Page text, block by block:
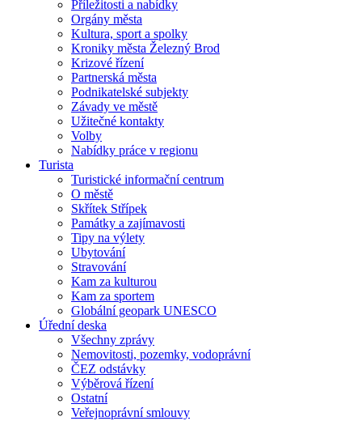
Příležitosti a nabídky
Orgány města
Kultura, sport a spolky
Kroniky města Železný Brod
Krizové řízení
Partnerská města
Podnikatelské subjekty
Závady ve městě
Užitečné kontakty
Volby
Nabídky práce v regionu
Turista
Turistické informační centrum
O městě
Skřítek Střípek
Památky a zajímavosti
Tipy na výlety
Ubytování
Stravování
Kam za kulturou
Kam za sportem
Globální geopark UNESCO
Úřední deska
Všechny zprávy
Nemovitosti, pozemky, vodoprávní
ČEZ odstávky
Výběrová řízení
Ostatní
Veřejnoprávní smlouvy